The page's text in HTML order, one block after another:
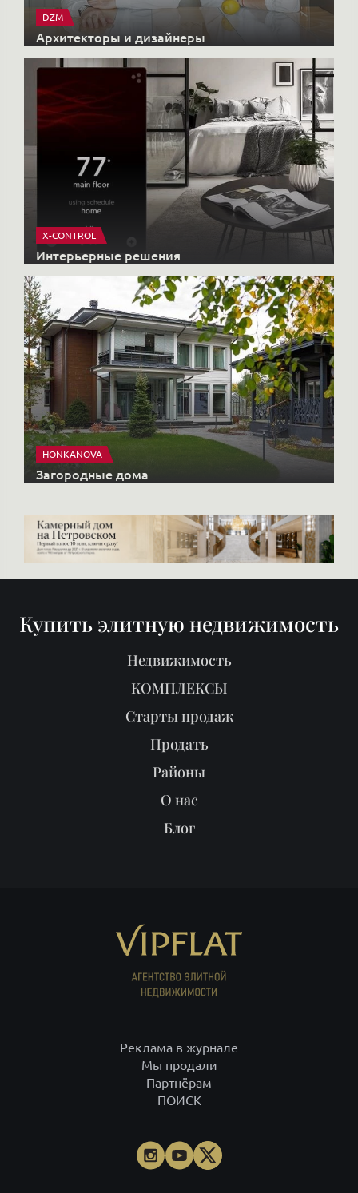
DZM
Архитекторы и дизайнеры
X-CONTROL
Интерьерные решения
HONKANOVA
Загородные дома
Купить элитную недвижимость
Недвижимость
КОМПЛЕКСЫ
Старты продаж
Продать
Районы
О нас
Блог
Реклама в журнале
Мы продали
Партнёрам
ПОИСК